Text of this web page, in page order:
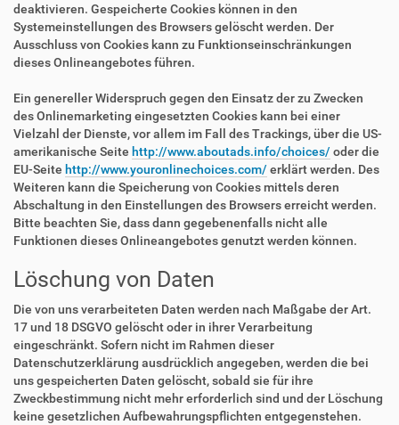
deaktivieren. Gespeicherte Cookies können in den
Systemeinstellungen des Browsers gelöscht werden. Der
Ausschluss von Cookies kann zu Funktionseinschränkungen
dieses Onlineangebotes führen.
Ein genereller Widerspruch gegen den Einsatz der zu Zwecken
des Onlinemarketing eingesetzten Cookies kann bei einer
Vielzahl der Dienste, vor allem im Fall des Trackings, über die US-
amerikanische Seite http://www.aboutads.info/choices/ oder die
EU-Seite http://www.youronlinechoices.com/ erklärt werden. Des
Weiteren kann die Speicherung von Cookies mittels deren
Abschaltung in den Einstellungen des Browsers erreicht werden.
Bitte beachten Sie, dass dann gegebenenfalls nicht alle
Funktionen dieses Onlineangebotes genutzt werden können.
Löschung von Daten
Die von uns verarbeiteten Daten werden nach Maßgabe der Art.
17 und 18 DSGVO gelöscht oder in ihrer Verarbeitung
eingeschränkt. Sofern nicht im Rahmen dieser
Datenschutzerklärung ausdrücklich angegeben, werden die bei
uns gespeicherten Daten gelöscht, sobald sie für ihre
Zweckbestimmung nicht mehr erforderlich sind und der Löschung
keine gesetzlichen Aufbewahrungspflichten entgegenstehen.